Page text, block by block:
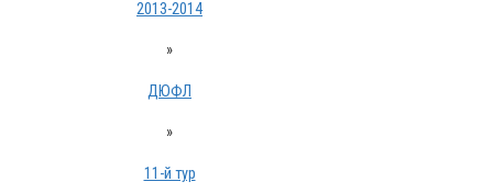
2013-2014
»
ДЮФЛ
»
11-й тур